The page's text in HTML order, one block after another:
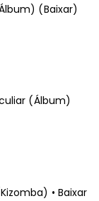
(Baixar)
(Álbum)
• Baixar